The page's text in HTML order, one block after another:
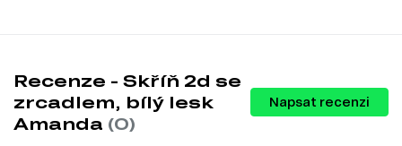
Praktické rozměry.S šířkou 75 cm a výškou 195 cm je ideální pro
menší prostory, kde potřebujete efektivně využít každý centimetr.
Vnitřní uspořádání.Mikro lift zajišťuje snadný přístup k obsahu
skříně, což zjednodušuje organizaci vašeho oblečení.
Recenze - Skříň 2d se
zrcadlem, bílý lesk
Amanda (0)
Napsat recenzi